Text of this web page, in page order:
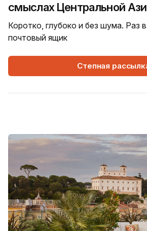
смыслах Центральной
Коротко, глубоко и без шума.
почтовый ящик
Степная